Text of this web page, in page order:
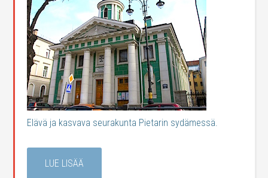
Elävä ja kasvava seurakunta Pietarin sydämessä.
LUE LISÄÄ